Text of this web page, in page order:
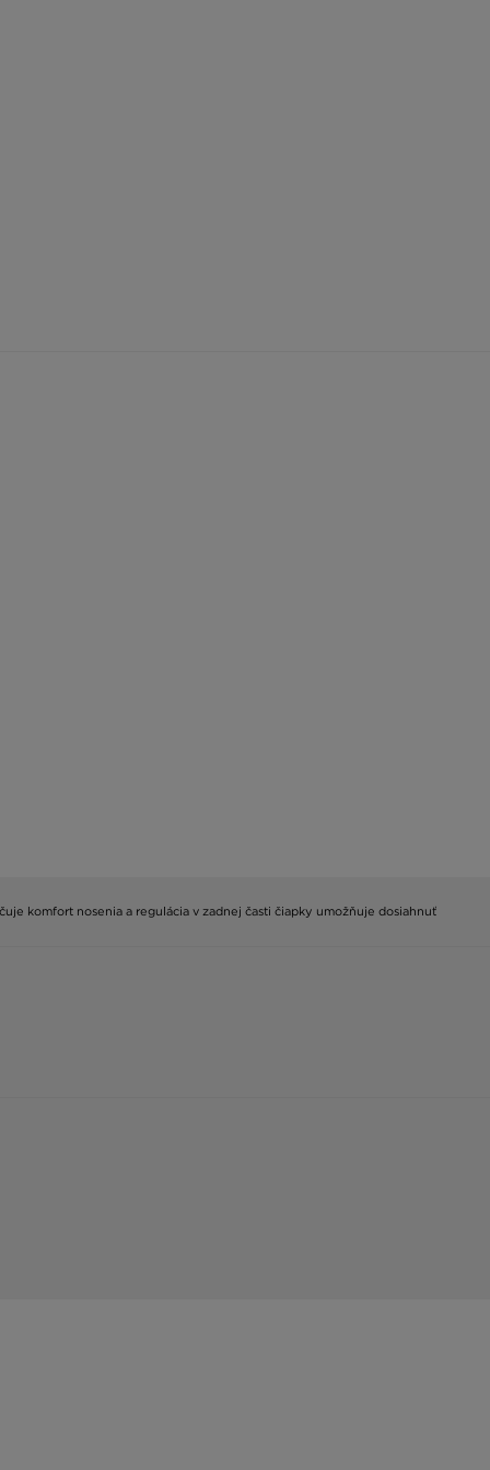
komfort nosenia a regulácia v zadnej časti čiapky umožňuje dosiahnuť